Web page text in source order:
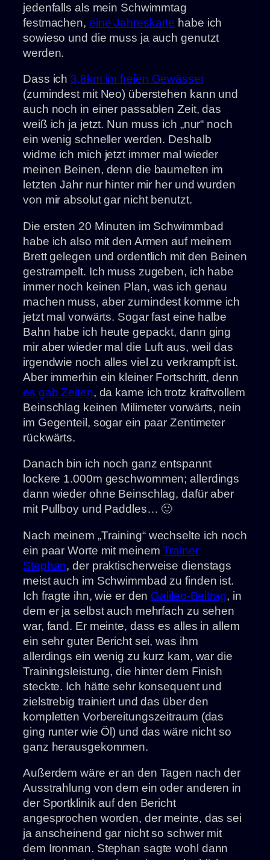
jedenfalls als mein Schwimmtag
festmachen, eine Jahreskarte habe ich
sowieso und die muss ja auch genutzt
werden.
Dass ich3,8km im freien Gewässer
(zumindest mit Neo) überstehen kann und
auch noch in einer passablen Zeit, das
weiß ich ja jetzt. Nun muss ich „nur“ noch
ein wenig schneller werden. Deshalb
widme ich mich jetzt immer mal wieder
meinen Beinen, denn die baumelten im
letzten Jahr nur hinter mir her und wurden
von mir absolut gar nicht benutzt.
Die ersten 20 Minuten im Schwimmbad
habe ich also mit den Armen auf meinem
Brett gelegen und ordentlich mit den Beinen
gestrampelt. Ich muss zugeben, ich habe
immer noch keinen Plan, was ich genau
machen muss, aber zumindest komme ich
jetzt mal vorwärts. Sogar fast eine halbe
Bahn habe ich heute gepackt, dann ging
mir aber wieder mal die Luft aus, weil das
irgendwie noch alles viel zu verkrampft ist.
Aber immerhin ein kleiner Fortschritt, denn
es gab Zeiten, da kame ich trotz kraftvollem
Beinschlag keinen Milimeter vorwärts, nein
im Gegenteil, sogar ein paar Zentimeter
rückwärts.
Danach bin ich noch ganz entspannt
lockere 1.000m geschwommen; allerdings
dann wieder ohne Beinschlag, dafür aber
mit Pullboy und Paddles… 🙂
Nach meinem „Training“ wechselte ich noch
ein paar Worte mit meinemTrainer
Stephan, der praktischerweise dienstags
meist auch im Schwimmbad zu finden ist.
Ich fragte ihn, wie er den Galileo-Beitrag, in
dem er ja selbst auch mehrfach zu sehen
war, fand. Er meinte, dass es alles in allem
ein sehr guter Bericht sei, was ihm
allerdings ein wenig zu kurz kam, war die
Trainingsleistung, die hinter dem Finish
steckte. Ich hätte sehr konsequent und
zielstrebig trainiert und das über den
kompletten Vorbereitungszeitraum (das
ging runter wie Öl) und das wäre nicht so
ganz herausgekommen.
Außerdem wäre er an den Tagen nach der
Ausstrahlung von dem ein oder anderen in
der Sportklinik auf den Bericht
angesprochen worden, der meinte, das sei
ja anscheinend gar nicht so schwer mit
dem Ironman. Stephan sagte wohl dann